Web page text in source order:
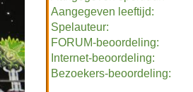
Aangegeven leeftijd:
Spelauteur:
FORUM-beoordeling:
Internet-beoordeling:
Bezoekers-beoordeling: